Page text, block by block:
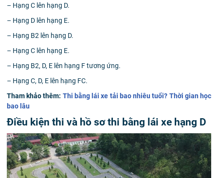
– Hạng C lên hạng D.
– Hạng D lên hạng E.
– Hạng B2 lên hạng D.
– Hạng C lên hạng E.
– Hạng B2, D, E lên hạng F tương ứng.
– Hạng C, D, E lên hạng FC.
Tham khảo thêm: Thi bằng lái xe tải bao nhiêu tuổi? Thời gian học
bao lâu
Điều kiện thi và hồ sơ thi bằng lái xe hạng D